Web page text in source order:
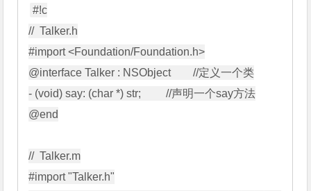
#!c
//  Talker.h
#import <Foundation/Foundation.h>
@interface Talker : NSObject        //定义一个类
- (void) say: (char *) str;         //声明一个say方法
@end
//  Talker.m
#import "Talker.h"